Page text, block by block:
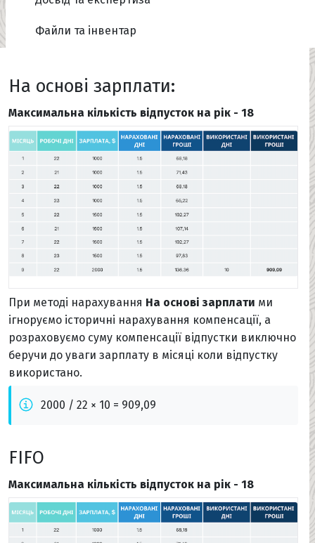
Файли та інвентар
На основі зарплати:
Максимальна кількість відпусток на рік - 18
При методі нарахування На основі зарплати ми
ігноруємо історичні нарахування компенсації, а
розраховуємо суму компенсації відпустки виключно
беручи до уваги зарплату в місяці коли відпустку
використано.
2000 / 22 × 10 = 909,09
FIFO
Максимальна кількість відпусток на рік - 18